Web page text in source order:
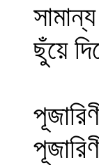
ছুঁয়ে